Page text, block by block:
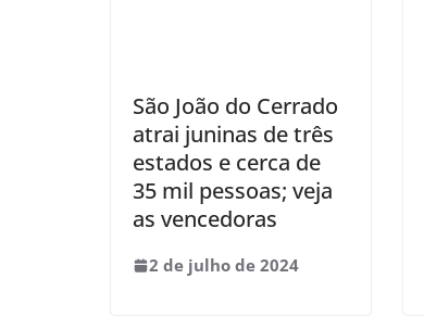
São João do Cerrado
atrai juninas de três
estados e cerca de
35 mil pessoas; veja
as vencedoras
2 de julho de 2024